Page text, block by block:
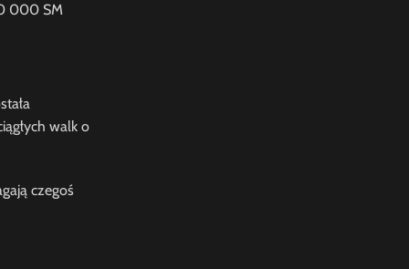
000 SM
walk o
czegoś